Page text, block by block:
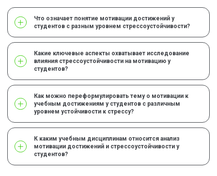
Что означает понятие мотивации достижений у
студентов с разным уровнем стрессоустойчивости?
Какие ключевые аспекты охватывает исследование
влияния стрессоустойчивости на мотивацию у
студентов?
Как можно переформулировать тему о мотивации к
учебным достижениям у студентов с различным
уровнем устойчивости к стрессу?
К каким учебным дисциплинам относится анализ
мотивации достижений и стрессоустойчивости у
студентов?